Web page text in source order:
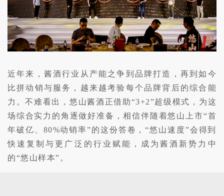
近年来，酱酒行业从产能之争到品牌打造，再到如今
比拼动销与服务，越来越考验每个品牌背后的综合能
力。不难看出，悠山酱酒正借助“3+2”超级模式，为这
场综合实力的角逐做好准备，相信伴随着悠山上市“首
年破亿、80%动销率”的这份答卷，“悠山速度”会得到
快速复制与更广泛的行业赋能，成为酱酒新势力中
的“悠山样本”。